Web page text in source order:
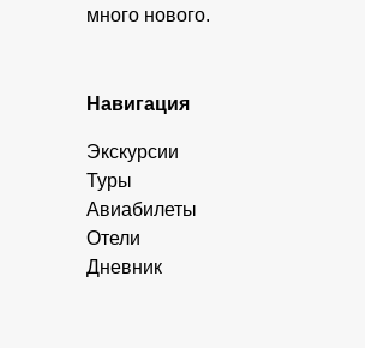
много нового.
Навигация
Экскурсии
Туры
Авиабилеты
Отели
Дневник